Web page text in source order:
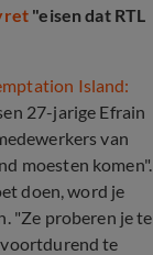
"eisen dat RTL
Island:
27-jarige Efrain
van
moesten komen".
doen, word je
"Ze proberen je te
te